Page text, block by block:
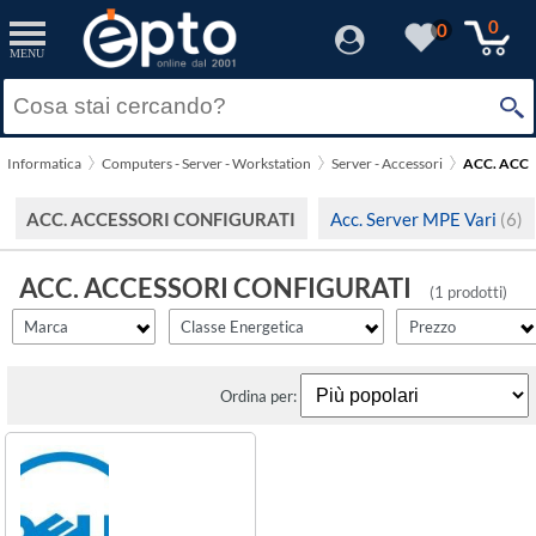
MENU
0 0
Informatica Computers - Server - Workstation Server - Accessori ACC.
ACC. ACCESSORI CONFIGURATI Acc. Server MPE Vari (6)
ACC. ACCESSORI CONFIGURATI
(1 prodotti)
Marca
filter_id Resetta
Classe Energetica
filtro_energy Resetta
Prezzo
filter_fprezzo
Prezzo minimo
Resetta
filter_adds
Solo Promozioni
Visualizza solo le Novità
Resetta
Ordina per: